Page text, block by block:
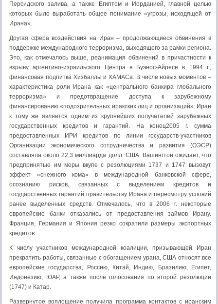
Персидского залива, а также Египтом и Иорданией, главной целью
которых было выработать общее понимание «угрозы, исходящей от
Ирана».
Другая сфера воздействия на Иран – продолжающиеся обвинения в
поддержке международного терроризма, выходящего за рамки региона.
Это, как отмечалось выше, реанимация обвинений в причастности к
взрыву аргентино-израильского Центра в Буэнос-Айресе в 1994 г.,
финансовая подпитка Хизбаллы и ХАМАСа. В числе новых моментов –
характеристика роли Ирана как «центрального банкира глобального
терроризма» и предотвращение доступа к зарубежному
финансированию «подозрительных иракских лиц и организаций». Иран
к тому же является одним из крупнейших получателей зарубежных
государственных кредитов и гарантий. На конец2005 г. сумма
предоставленных ИРИ кредитов по линии государств-участников
Организации экономического сотрудничества и развития (ОЭСР)
составляла около 22,3 миллиарда долл. США. Вашингтон ожидает, что
предпринятые им меры вкупе с резолюциями 1737 и 1747 вызовут
эффект «снежного кома» в международной банковской сфере,
осознанию рисков, связанных с выделением кредитов и
государственных гарантий правительству Ирана и пересмотру условий
ранее выделенных средств. Отмечалось, что в 2006 г. некоторые
европейские банки отказались от предоставления займов Ирану.
Франция, Германия и Япония резко сократили размеры экспортных
кредитов.
К числу участников международной коалиции, призывающей Иран
прекратить работы, связанные с обогащением урана, США относят все
европейские государства, Россию, Китай, Индию, Бразилию, Египет,
Индонезию, ЮАР, а также после голосования по второй резолюции
(1747) и Катар.
Развернутое воплощение получила программа контактов с иранским